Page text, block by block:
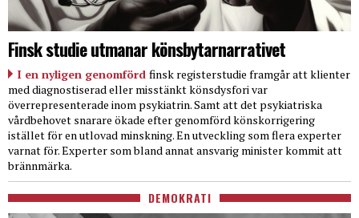
Finsk studie utmanar könsbytarnarrativet
I en nyligen genomförd finsk registerstudie framgår att klienter
med diagnostiserad eller misstänkt könsdysfori var
överrepresenterade inom psykiatrin. Samt att det psykiatriska
vårdbehovet snarare ökade efter genomförd könskorrigering
istället för en utlovad minskning. En utveckling som flera experter
varnat för. Experter som bland annat ansvarig minister kommit att
brännmärka.
DEMOKRATI